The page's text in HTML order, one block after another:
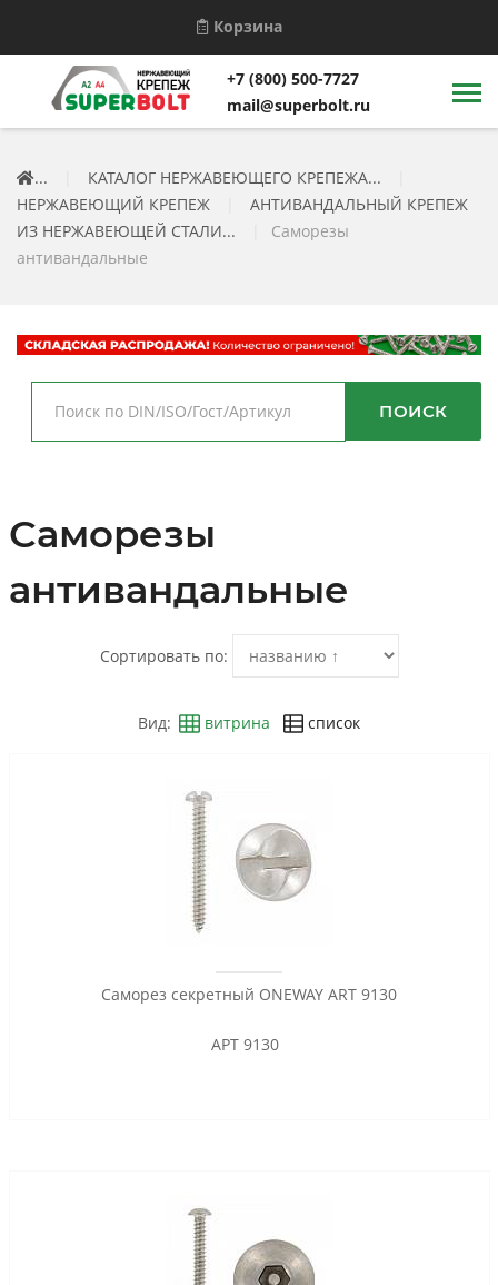
Корзина
+7 (800) 500-7727
mail@superbolt.ru
... КАТАЛОГ НЕРЖАВЕЮЩЕГО КРЕПЕЖА...
НЕРЖАВЕЮЩИЙ КРЕПЕЖ
АНТИВАНДАЛЬНЫЙ КРЕПЕЖ
ИЗ НЕРЖАВЕЮЩЕЙ СТАЛИ...
Саморезы
антивандальные
ПОИСК
Саморезы
антивандальные
Сортировать по:
Вид: витрина список
Саморез секретный ONEWAY ART 9130
АРТ 9130